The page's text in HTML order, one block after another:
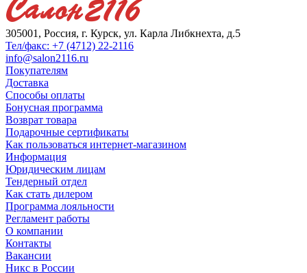
305001, Россия, г. Курск, ул. Карла Либкнехта, д.5
Тел/факс: +7 (4712) 22-2116
info@salon2116.ru
Покупателям
Доставка
Способы оплаты
Бонусная программа
Возврат товара
Подарочные сертификаты
Как пользоваться интернет-магазином
Информация
Юридическим лицам
Тендерный отдел
Как стать дилером
Программа лояльности
Регламент работы
О компании
Контакты
Вакансии
Никс в России